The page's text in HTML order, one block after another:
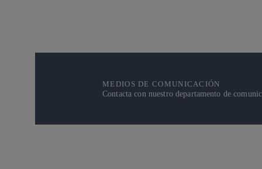
MEDIOS DE COMUNICACIÓN
Contacta con nuestro departamento de